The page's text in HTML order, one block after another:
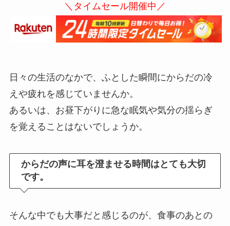
＼タイムセール開催中／
日々の生活のなかで、ふとした瞬間にからだの冷
えや疲れを感じていませんか。
あるいは、お昼下がりに急な眠気や気分の揺らぎ
を覚えることはないでしょうか。
からだの声に耳を澄ませる時間はとても大切
です。
そんな中でも大事だと感じるのが、食事のあとの